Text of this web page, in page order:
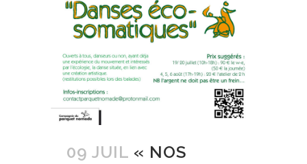
09 JUIL « NOS